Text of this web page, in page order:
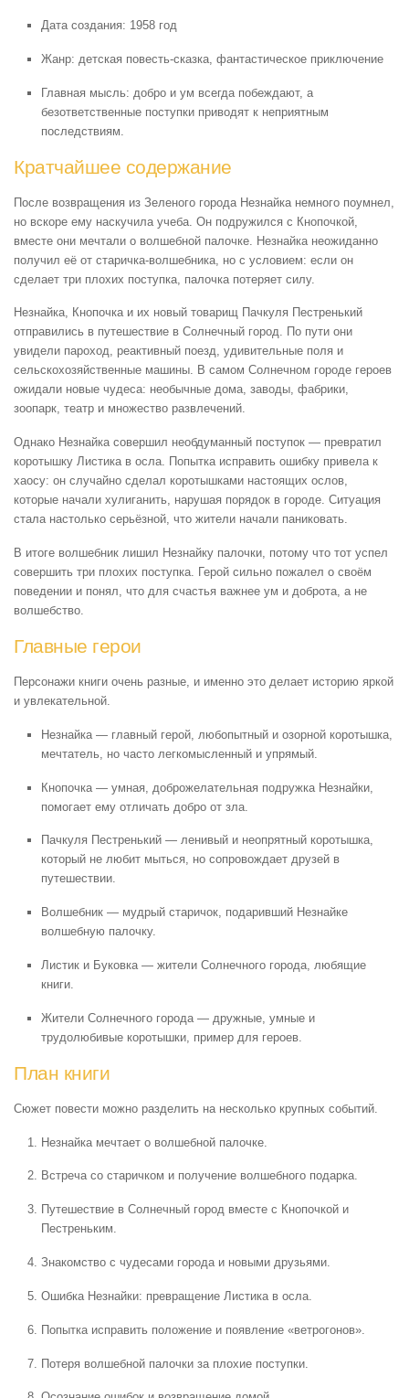
Дата создания: 1958 год
Жанр: детская повесть-сказка, фантастическое приключение
Главная мысль: добро и ум всегда побеждают, а
безответственные поступки приводят к неприятным
последствиям.
Кратчайшее содержание
После возвращения из Зеленого города Незнайка немного поумнел,
но вскоре ему наскучила учеба. Он подружился с Кнопочкой,
вместе они мечтали о волшебной палочке. Незнайка неожиданно
получил её от старичка-волшебника, но с условием: если он
сделает три плохих поступка, палочка потеряет силу.
Незнайка, Кнопочка и их новый товарищ Пачкуля Пестренький
отправились в путешествие в Солнечный город. По пути они
увидели пароход, реактивный поезд, удивительные поля и
сельскохозяйственные машины. В самом Солнечном городе героев
ожидали новые чудеса: необычные дома, заводы, фабрики,
зоопарк, театр и множество развлечений.
Однако Незнайка совершил необдуманный поступок — превратил
коротышку Листика в осла. Попытка исправить ошибку привела к
хаосу: он случайно сделал коротышками настоящих ослов,
которые начали хулиганить, нарушая порядок в городе. Ситуация
стала настолько серьёзной, что жители начали паниковать.
В итоге волшебник лишил Незнайку палочки, потому что тот успел
совершить три плохих поступка. Герой сильно пожалел о своём
поведении и понял, что для счастья важнее ум и доброта, а не
волшебство.
Главные герои
Персонажи книги очень разные, и именно это делает историю яркой
и увлекательной.
Незнайка — главный герой, любопытный и озорной коротышка,
мечтатель, но часто легкомысленный и упрямый.
Кнопочка — умная, доброжелательная подружка Незнайки,
помогает ему отличать добро от зла.
Пачкуля Пестренький — ленивый и неопрятный коротышка,
который не любит мыться, но сопровождает друзей в
путешествии.
Волшебник — мудрый старичок, подаривший Незнайке
волшебную палочку.
Листик и Буковка — жители Солнечного города, любящие
книги.
Жители Солнечного города — дружные, умные и
трудолюбивые коротышки, пример для героев.
План книги
Сюжет повести можно разделить на несколько крупных событий.
Незнайка мечтает о волшебной палочке.
Встреча со старичком и получение волшебного подарка.
Путешествие в Солнечный город вместе с Кнопочкой и
Пестреньким.
Знакомство с чудесами города и новыми друзьями.
Ошибка Незнайки: превращение Листика в осла.
Попытка исправить положение и появление «ветрогонов».
Потеря волшебной палочки за плохие поступки.